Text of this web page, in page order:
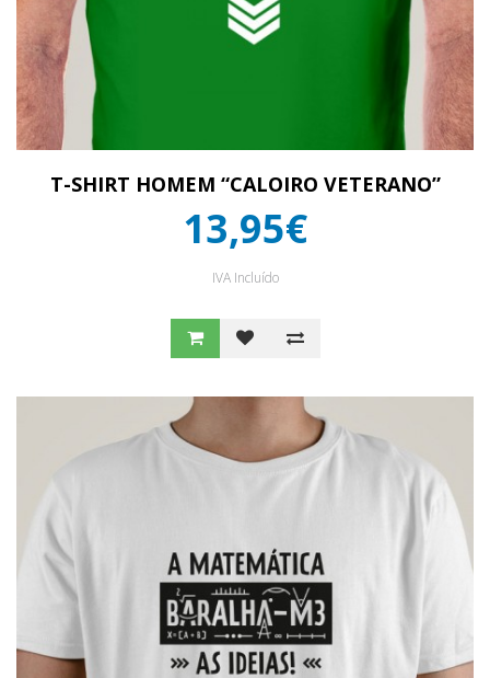
T-SHIRT HOMEM “CALOIRO VETERANO”
13,95€
IVA Incluído